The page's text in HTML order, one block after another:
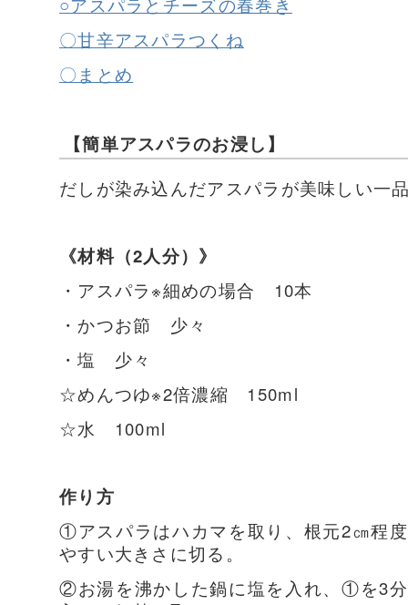
〇甘辛アスパラつくね
〇まとめ
【簡単アスパラのお浸し】
だしが染み込んだアスパラが美味しい一
《材料（2人分）》
・アスパラ※細めの場合 10本
・かつお節 少々
・塩 少々
☆めんつゆ※2倍濃縮 150ml
☆水 100ml
作り方
①アスパラはハカマを取り、根元2㎝程
やすい大きさに切る。
②お湯を沸かした鍋に塩を入れ、①を3